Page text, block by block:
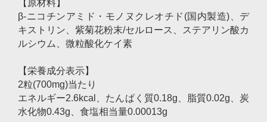
【原材料】
β-ニコチンアミド・モノヌクレオチド(国内製造)、デ
キストリン、紫菊花粉末/セルロース、ステアリン酸カ
ルシウム、微粒酸化ケイ素
【栄養成分表示】
2粒(700mg)当たり
エネルギー2.6kcal、たんぱく質0.18g、脂質0.02g、炭
水化物0.43g、食塩相当量0.00013g